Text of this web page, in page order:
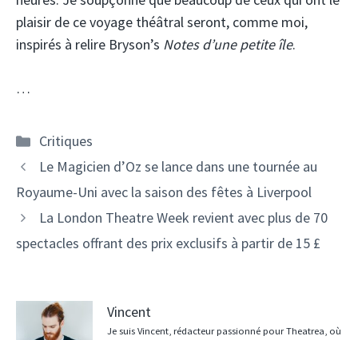
plaisir de ce voyage théâtral seront, comme moi,
inspirés à relire Bryson’s Notes d’une petite île.
…
Catégories
Critiques
Le Magicien d’Oz se lance dans une tournée au
Royaume-Uni avec la saison des fêtes à Liverpool
La London Theatre Week revient avec plus de 70
spectacles offrant des prix exclusifs à partir de 15 £
Vincent
Je suis Vincent, rédacteur passionné pour Theatrea, où